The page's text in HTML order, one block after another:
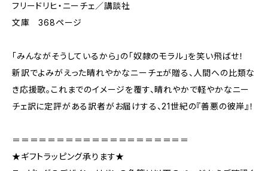
フリードリヒ・ニーチェ／講談社
文庫 368ページ
「みんながそうしているから」の「奴隷のモラル」を笑い飛ばせ！
新訳でよみがえった晴れやかなニーチェが贈る、人間への比類な
き応援歌。これまでのイメージを覆す、晴れやかで軽やかなニー
チェ訳に定評がある訳者がお届けする、21世紀の『善悪の彼岸』！
＝＝＝＝＝＝＝＝＝＝＝＝＝＝＝＝＝＝＝＝
★ギフトラッピング承ります★